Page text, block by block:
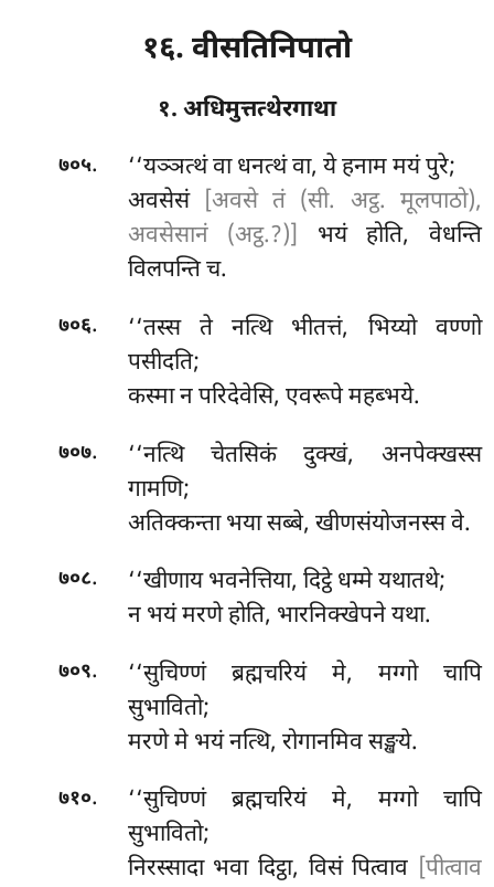
१६. वीसतिनिपातो
१. अधिमुत्तत्थेरगाथा
७०५. ‘‘यञ्ञत्थंवा धनत्थं वा, ये हनाम मयं पुरे;
अवसेसं [अवसे तं (सी. अट्ठ. मूलपाठो),
अवसेसानं (अट्ठ.?)]
भयं होति, वेधन्ति
विलपन्ति च.
७०६.
‘‘तस्स ते नत्थि भीतत्तं, भिय्यो वण्णो
पसीदति;
कस्मा न परिदेवेसि, एवरूपे महब्भये.
७०७.
‘‘नत्थि चेतसिकं दुक्खं, अनपेक्खस्स
गामणि;
अतिक्कन्ता भया सब्बे, खीणसंयोजनस्स वे.
७०८.
‘‘खीणाय भवनेत्तिया, दिट्ठे धम्मे यथातथे;
न भयं मरणे होति, भारनिक्खेपने यथा.
७०९.
‘‘सुचिण्णं ब्रह्मचरियं मे, मग्गो चापि
सुभावितो;
मरणे मे भयं नत्थि, रोगानमिव सङ्खये.
७१०.
‘‘सुचिण्णं ब्रह्मचरियं मे, मग्गो चापि
सुभावितो;
निरस्सादा भवा दिट्ठा, विसं पित्वाव [पीत्वाव